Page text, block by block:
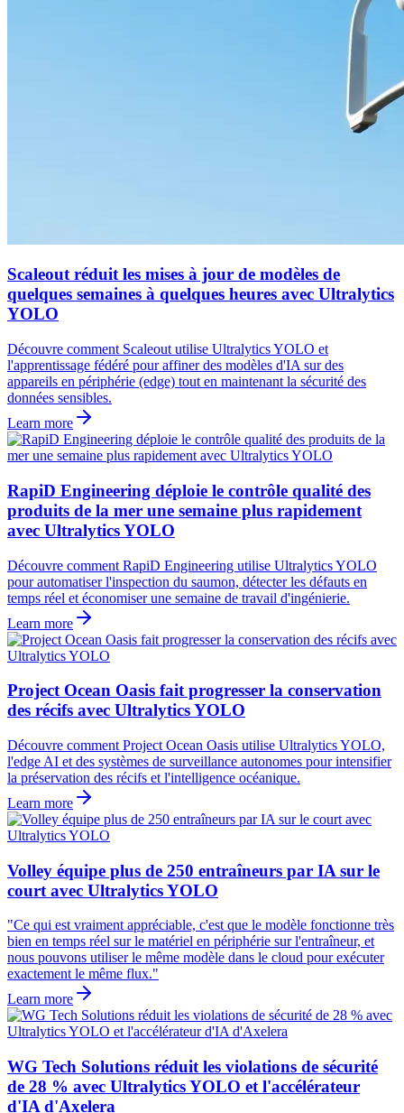
Scaleout réduit les mises à jour de modèles de
quelques semaines à quelques heures avec Ultralytics
YOLO
Découvre comment Scaleout utilise Ultralytics YOLO et
l'apprentissage fédéré pour affiner des modèles d'IA sur des
appareils en périphérie (edge) tout en maintenant la sécurité des
données sensibles.
Learn more
RapiD Engineering déploie le contrôle qualité des
produits de la mer une semaine plus rapidement
avec Ultralytics YOLO
Découvre comment RapiD Engineering utilise Ultralytics YOLO
pour automatiser l'inspection du saumon, détecter les défauts en
temps réel et économiser une semaine de travail d'ingénierie.
Learn more
Project Ocean Oasis fait progresser la conservation
des récifs avec Ultralytics YOLO
Découvre comment Project Ocean Oasis utilise Ultralytics YOLO,
l'edge AI et des systèmes de surveillance autonomes pour intensifier
la préservation des récifs et l'intelligence océanique.
Learn more
Volley équipe plus de 250 entraîneurs par IA sur le
court avec Ultralytics YOLO
"Ce qui est vraiment appréciable, c'est que le modèle fonctionne très
bien en temps réel sur le matériel en périphérie sur l'entraîneur, et
nous pouvons utiliser le même modèle dans le cloud pour exécuter
exactement le même flux."
Learn more
WG Tech Solutions réduit les violations de sécurité
de 28 % avec Ultralytics YOLO et l'accélérateur
d'IA d'Axelera